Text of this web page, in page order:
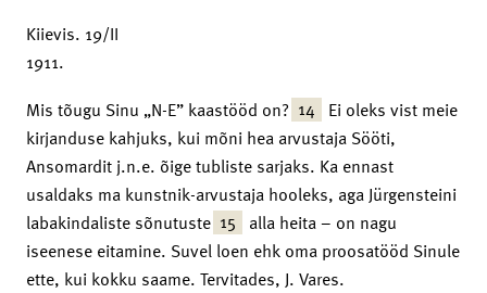
Kiievis. 19/II
1911.
Mis tõugu Sinu „N-E” kaastööd on? 14 Ei oleks vist meie
kirjanduse kahjuks, kui mõni hea arvustaja Sööti,
Ansomardit j.n.e. õige tubliste sarjaks. Ka ennast
usaldaks ma kunstnik-arvustaja hooleks, aga Jürgensteini
labakindaliste sõnutuste 15 alla heita – on nagu
iseenese eitamine. Suvel loen ehk oma proosatööd Sinule
ette, kui kokku saame. Tervitades, J. Vares.